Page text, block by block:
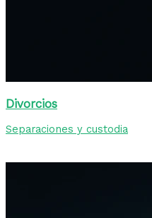
Divorcios
Separaciones y custodia